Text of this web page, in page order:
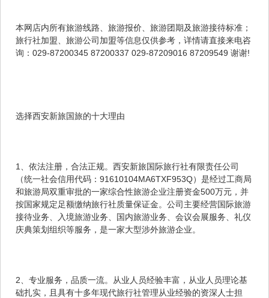
本网店内所有旅游线路、旅游报价、旅游团期及旅游接待标准；
旅行社加盟、旅游公司加盟等信息仅供参考，详情请直接来电咨
询：029-87200345 87200337 029-87209016 87209549 谢谢!
选择西安新旅国旅的十大理由
1、依法注册，合法正规。西安新旅国际旅行社有限责任公司
（统一社会信用代码：91610104MA6TXF953Q）是经过工商局
和旅游局双重审批的一家综合性旅游企业注册资金500万元，并
按国家规定足额缴纳旅行社质量保证金。公司主要经营国际旅游
接待业务、入境旅游业务、国内旅游业务、会议会展服务、礼仪
庆典策划组织等服务，是一家大型涉外旅游企业。
2、专业服务，品质一流。从业人员经验丰富，从业人员理论基
础扎实，且具有十多年现代旅行社管理从业经验的资深人士担